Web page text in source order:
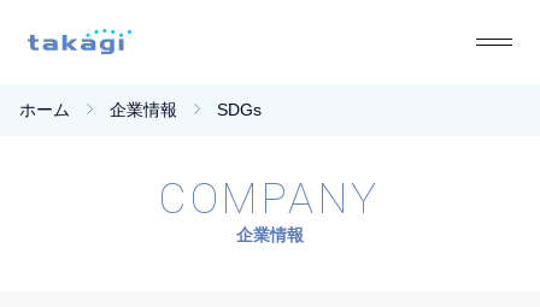
ホーム 企業情報 SDGs
COMPANY
企業情報